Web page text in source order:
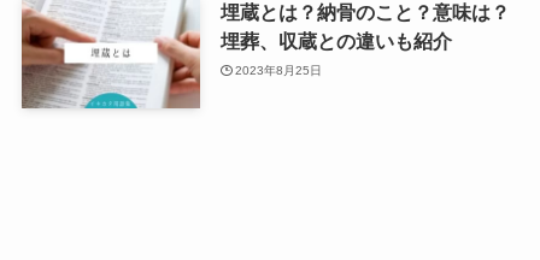
埋蔵とは？納骨のこと？意味は？
埋葬、収蔵との違いも紹介
2023年8月25日